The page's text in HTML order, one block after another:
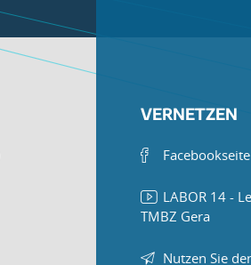
VERNETZEN
LABOR 14 -
TMBZ Gera
Nutzen Sie